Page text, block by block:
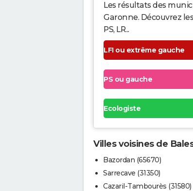
Les résultats des
Garonne. Découvrez
PS, LR...
LFI ou extrême gauche
PS ou gauche
Ecologiste
Villes voisines de
Bazordan (65670)
Sarrecave (31350)
Cazaril-Tambourès (31580)